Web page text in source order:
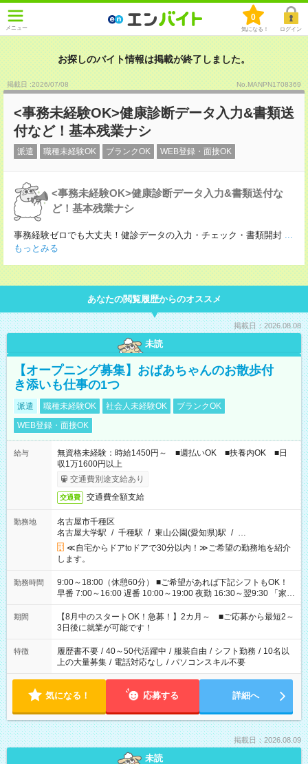
メニュー
0
気になる！ ログイン
お探しのバイト情報は掲載が終了しました。
掲載日 :2026/07/08 No.MANPN1708369
<事務未経験OK>健康診断データ入力&書類送
付など！基本残業ナシ
派遣 職種未経験OK ブランクOK WEB登録・面接OK
<事務未経験OK>健康診断データ入力&書類送付な
ど！基本残業ナシ
事務経験ゼロでも大丈夫！健診データの入力・チェック・書類開封 ...
もっとみる
あなたの閲覧履歴からのオススメ
掲載日：2026.08.08
未読
【オープニング募集】おばあちゃんのお散歩付
き添いも仕事の1つ
派遣 職種未経験OK 社会人未経験OK
ブランクOK
WEB登録・面接OK
給与
無資格未経験：時給1450円～ ■週払いOK ■扶養内OK ■日
収1万1600円以上
交通費別途支給あり
交通費 交通費全額支給
勤務地
名古屋市千種区
名古屋大学駅 / 千種駅 / 東山公園(愛知県)駅 / …
≪自宅からドアtoドアで30分以内！≫ご希望の勤務地を紹介
します。
勤務時間
9:00～18:00（休憩60分） ■ご希望があれば下記シフトもOK！
早番 7:00～16:00 遅番 10:00～19:00 夜勤 16:30～翌9:30 「家族
と休みを合わせたい」 「余裕を持って夕飯の準備がしたい」
「できれば残業はしたくない」 など、ご希望を教えてください
ね。 ※Wワーク希望の方へ 今ご覧のお仕事で希望する勤務時間
と、もう1つのお仕事の勤務時間。 合計で週40時間を超える場
合は応募できません。
期間
【8月中のスタートOK！急募！】2カ月～ ■ご応募から最短2～
3日後に就業が可能です！
特徴 履歴書不要 / 40～50代活躍中 / 服装自由 / シフト勤務 / 10名以
上の大量募集 / 電話対応なし / パソコンスキル不要
気になる！ 応募する 詳細へ
掲載日：2026.08.09
未読